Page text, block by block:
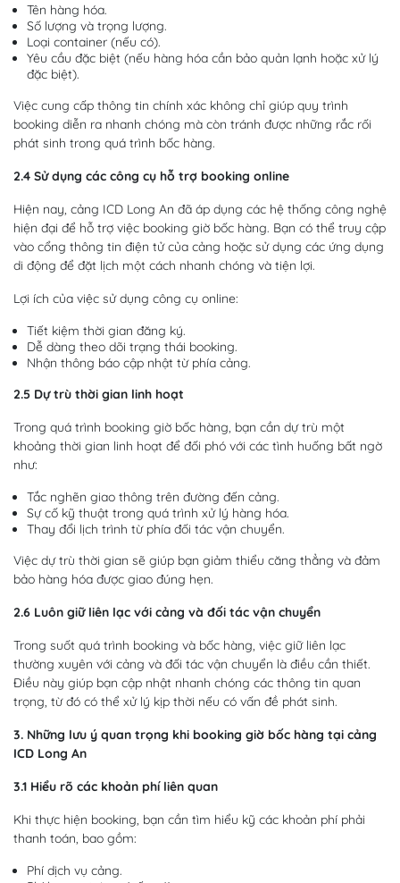
Tên hàng hóa.
Số lượng và trọng lượng.
Loại container (nếu có).
Yêu cầu đặc biệt (nếu hàng hóa cần bảo quản lạnh hoặc xử lý
đặc biệt).
Việc cung cấp thông tin chính xác không chỉ giúp quy trình
booking diễn ra nhanh chóng mà còn tránh được những rắc rối
phát sinh trong quá trình bốc hàng.
2.4 Sử dụng các công cụ hỗ trợ booking online
Hiện nay, cảng ICD Long An đã áp dụng các hệ thống công nghệ
hiện đại để hỗ trợ việc booking giờ bốc hàng. Bạn có thể truy cập
vào cổng thông tin điện tử của cảng hoặc sử dụng các ứng dụng
di động để đặt lịch một cách nhanh chóng và tiện lợi.
Lợi ích của việc sử dụng công cụ online:
Tiết kiệm thời gian đăng ký.
Dễ dàng theo dõi trạng thái booking.
Nhận thông báo cập nhật từ phía cảng.
2.5 Dự trù thời gian linh hoạt
Trong quá trình booking giờ bốc hàng, bạn cần dự trù một
khoảng thời gian linh hoạt để đối phó với các tình huống bất ngờ
như:
Tắc nghẽn giao thông trên đường đến cảng.
Sự cố kỹ thuật trong quá trình xử lý hàng hóa.
Thay đổi lịch trình từ phía đối tác vận chuyển.
Việc dự trù thời gian sẽ giúp bạn giảm thiểu căng thẳng và đảm
bảo hàng hóa được giao đúng hẹn.
2.6 Luôn giữ liên lạc với cảng và đối tác vận chuyển
Trong suốt quá trình booking và bốc hàng, việc giữ liên lạc
thường xuyên với cảng và đối tác vận chuyển là điều cần thiết.
Điều này giúp bạn cập nhật nhanh chóng các thông tin quan
trọng, từ đó có thể xử lý kịp thời nếu có vấn đề phát sinh.
3. Những lưu ý quan trọng khi booking giờ bốc hàng tại cảng
ICD Long An
3.1 Hiểu rõ các khoản phí liên quan
Khi thực hiện booking, bạn cần tìm hiểu kỹ các khoản phí phải
thanh toán, bao gồm:
Phí dịch vụ cảng.